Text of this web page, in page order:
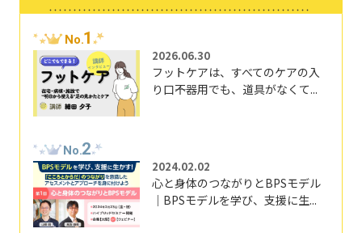
No.1
2026.06.30
フットケアは、すべてのケアの入
り口――不器用でも、道具がなくて...
No.2
2024.02.02
心と身体のつながりとBPSモデル
｜BPSモデルを学び、支援に生...